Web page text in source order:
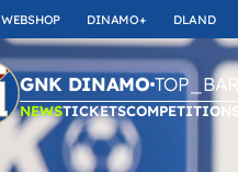
WEBSHOP DINAMO+ DLAND
GNK DINAMO
NEWSTICKETSCOMPETITIONS